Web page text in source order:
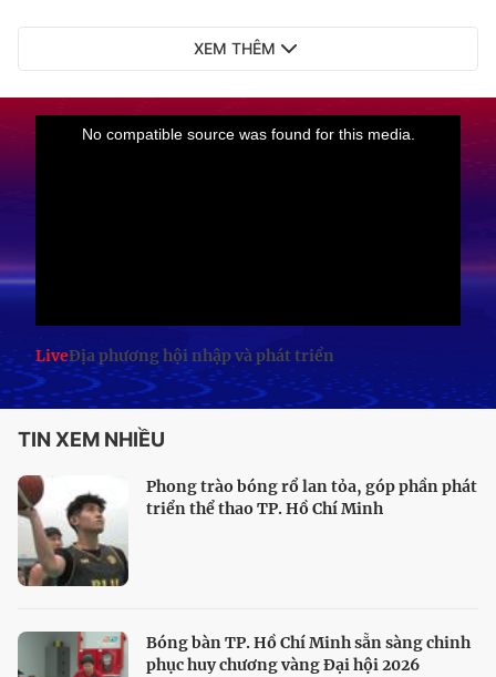
XEM THÊM
LiveĐịa phương hội nhập và phát triển
TIN XEM NHIỀU
Phong trào bóng rổ lan tỏa, góp phần phát
triển thể thao TP. Hồ Chí Minh
Bóng bàn TP. Hồ Chí Minh sẵn sàng chinh
phục huy chương vàng Đại hội 2026